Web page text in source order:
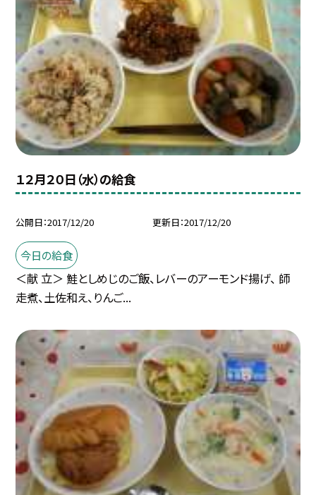
１２月２０日（水）の給食
公開日 2017/12/20 更新日 2017/12/20
今日の給食
＜献 立＞ 鮭としめじのご飯、レバーのアーモンド揚げ、 師
走煮、土佐和え、りんご...